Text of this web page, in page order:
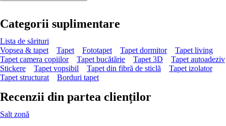
Categorii suplimentare
Lista de sărituri
Vopsea & tapet
Tapet Fototapet Tapet dormitor
Tapet living
Tapet camera copiilor
Tapet bucătărie Tapet 3D
Tapet autoadeziv
Stickere
Tapet vopsibil Tapet din fibră de sticlă
Tapet izolator
Tapet structurat
Borduri tapet
Recenzii din partea clienților
Salt zonă